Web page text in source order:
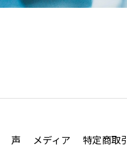
声 メディア 特定商取